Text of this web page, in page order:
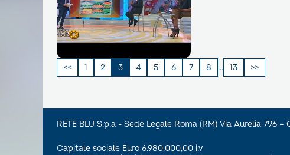
Paginazione
articoli
1 2 3 4 5 6 7 8 … 13
RETE BLU S.p.a - Sede Legale Roma (RM) Via Aurelia 796 –
Capitale sociale Euro 6.980.000,00 i.v